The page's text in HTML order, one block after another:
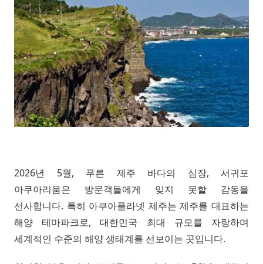
2026년 5월, 푸른 제주 바다의 심장, 서귀포
아쿠아리움은 방문객들에게 잊지 못할 감동을
선사합니다. 특히 아쿠아플라넷 제주는 제주를 대표하는
해양 테마파크로, 대한민국 최대 규모를 자랑하며
세계적인 수준의 해양 생태계를 선보이는 곳입니다.